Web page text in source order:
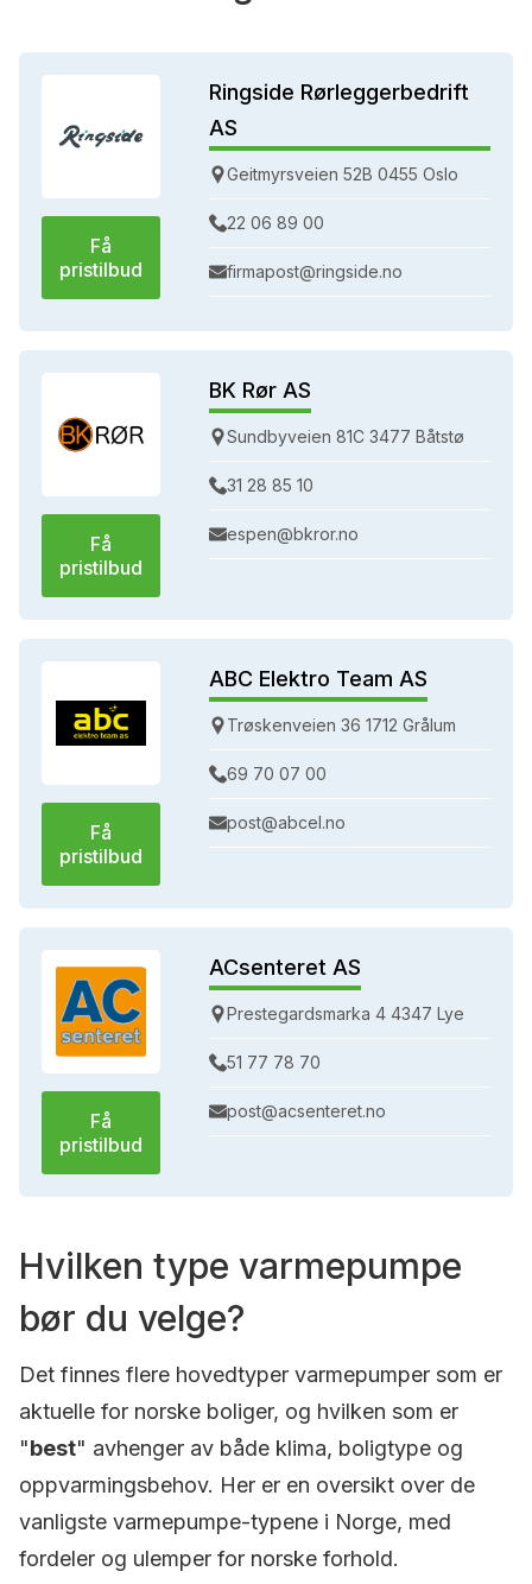
Få
pristilbud
Ringside Rørleggerbedrift
AS
Geitmyrsveien 52B 0455 Oslo
22 06 89 00
firmapost@ringside.no
Få
pristilbud
BK Rør AS
Sundbyveien 81C 3477 Båtstø
31 28 85 10
espen@bkror.no
Få
pristilbud
ABC Elektro Team AS
Trøskenveien 36 1712 Grålum
69 70 07 00
post@abcel.no
Få
pristilbud
ACsenteret AS
Prestegardsmarka 4 4347 Lye
51 77 78 70
post@acsenteret.no
Hvilken type varmepumpe
bør du velge?
Det finnes flere hovedtyper varmepumper som er
aktuelle for norske boliger, og hvilken som er
"best" avhenger av både klima, boligtype og
oppvarmingsbehov. Her er en oversikt over de
vanligste varmepumpe-typene i Norge, med
fordeler og ulemper for norske forhold.